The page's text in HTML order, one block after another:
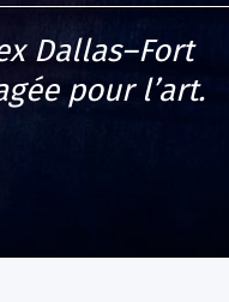
Dallas–Fort
pour l’art.